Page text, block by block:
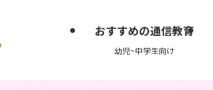
おすすめの通信教育
幼児~中学生向け